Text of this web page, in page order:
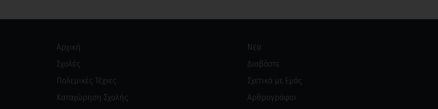
Αρχική
Σχολές
Πολεμικές Τέχνες
Καταχώρηση Σχολής
Νέα
Διαβάστε
Σχετικά με Εμάς
Αρθρογράφοι